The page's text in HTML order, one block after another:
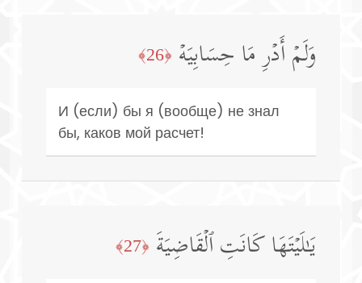
وَلَمۡ أَدۡرِ مَا حِسَابِیَهۡ ﴿26﴾
И (если) бы я (вообще) не знал
бы, каков мой расчет!
یَـٰلَیۡتَهَا كَانَتِ ٱلۡقَاضِیَةَ ﴿27﴾